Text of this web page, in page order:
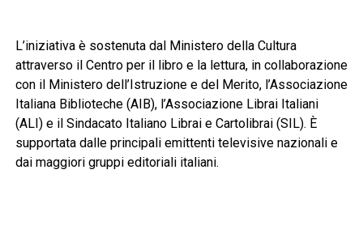
L’iniziativa è sostenuta dal Ministero della Cultura
attraverso il Centro per il libro e la lettura, in collaborazione
con il Ministero dell’Istruzione e del Merito, l’Associazione
Italiana Biblioteche (AIB), l’Associazione Librai Italiani
(ALI) e il Sindacato Italiano Librai e Cartolibrai (SIL). È
supportata dalle principali emittenti televisive nazionali e
dai maggiori gruppi editoriali italiani.